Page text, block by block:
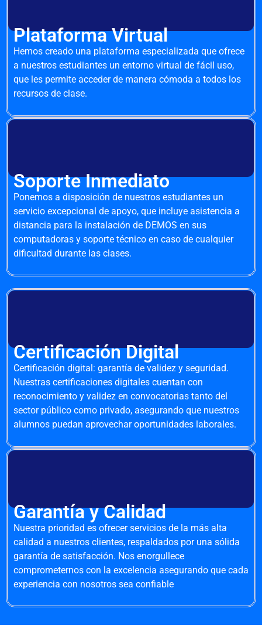
Plataforma Virtual
Hemos creado una plataforma especializada que ofrece
a nuestros estudiantes un entorno virtual de fácil uso,
que les permite acceder de manera cómoda a todos los
recursos de clase.
Soporte Inmediato
Ponemos a disposición de nuestros estudiantes un
servicio excepcional de apoyo, que incluye asistencia a
distancia para la instalación de DEMOS en sus
computadoras y soporte técnico en caso de cualquier
dificultad durante las clases.
Certificación Digital
Certificación digital: garantía de validez y seguridad.
Nuestras certificaciones digitales cuentan con
reconocimiento y validez en convocatorias tanto del
sector público como privado, asegurando que nuestros
alumnos puedan aprovechar oportunidades laborales.
Garantía y Calidad
Nuestra prioridad es ofrecer servicios de la más alta
calidad a nuestros clientes, respaldados por una sólida
garantía de satisfacción. Nos enorgullece
comprometernos con la excelencia asegurando que cada
experiencia con nosotros sea confiable